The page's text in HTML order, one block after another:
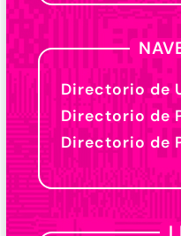
Directorio de
Directorio de
Directorio de